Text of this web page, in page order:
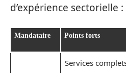
d’expérience sectorielle :
Mandataire Points forts
Services